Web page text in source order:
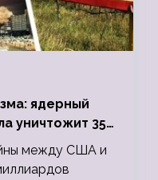
ядерный
уничтожит 350
миллиардов
между США и